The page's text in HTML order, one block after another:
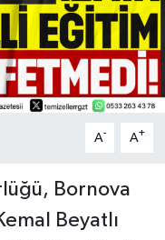
A- A+
Bornova
Beyatlı